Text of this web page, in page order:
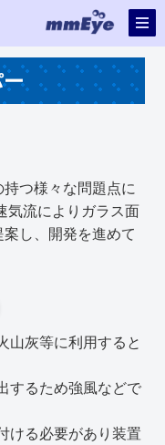
つ様々な問題点に
気流によりガラス面
し、開発を進めて
山灰等に利用すると
するため強風などで
ける必要があり装置